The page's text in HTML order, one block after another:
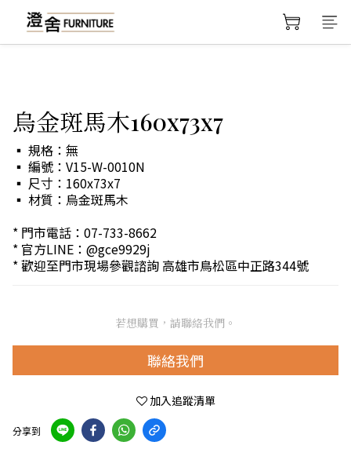
烏金斑馬木160x73x7
▪️ 規格：無
▪️ 編號：V15-W-0010N
▪️ 尺寸：160x73x7
▪️ 材質：烏金斑馬木
* 門市電話：07-733-8662
* 官方LINE：@gce9929j
* 歡迎至門市現場參觀諮詢 高雄市鳥松區中正路344號
若想購買，請聯絡我們。
聯絡我們
加入追蹤清單
分享到